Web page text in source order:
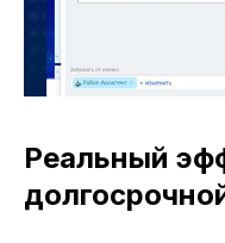
Реальный